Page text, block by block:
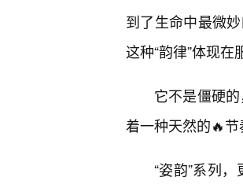
到了生命中最微
这种“韵律”体现在
它不是僵硬
着一种天然的🔥节
“姿韵”系列